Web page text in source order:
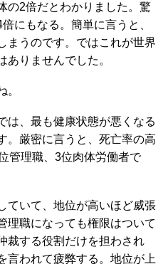
の2倍だとわかりました。驚
にもなる。簡単に言うと、
まうのです。ではこれが世界
ありませんでした。
は、最も健康状態が悪くなる
。厳密に言うと、死亡率の高
管理職、3位肉体労働者で
ていて、地位が高いほど威張
理職になっても権限はついて
裁する役割だけを担わされ
言われて疲弊する。地位が上